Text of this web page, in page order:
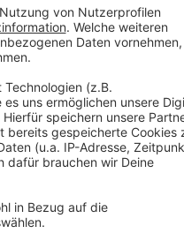
90 Minuten?
Elfmeterschießen?
Punktesystem. Üblich
es für das exakte Ergebnis
für richtige Tendenz und
wenn nur die Tendenz